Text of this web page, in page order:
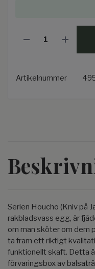
Artikelnummer
Serien Houcho (Kniv på
rakbladsvass egg, är
om man sköter om dem
ta fram ett riktigt
funktionellt skaft. Detta
förvaringsbox av